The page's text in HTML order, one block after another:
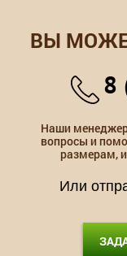
ВЫ
8
Наши
вопросы и
размерам,
Или